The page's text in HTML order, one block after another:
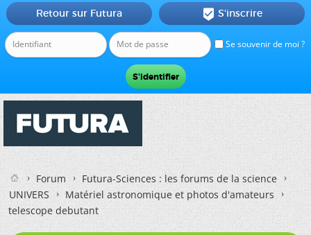
Se souvenir de moi ?
Retour sur Futura  S'inscrire
Forum
Futura-Sciences : les forums de la science
UNIVERS
Matériel astronomique et photos d'amateurs
telescope debutant